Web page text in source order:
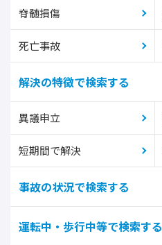
脊髄損傷
死亡事故
解決の特徴で検索する
異議申立
短期間で解決
事故の状況で検索する
運転中・歩行中等で検索する